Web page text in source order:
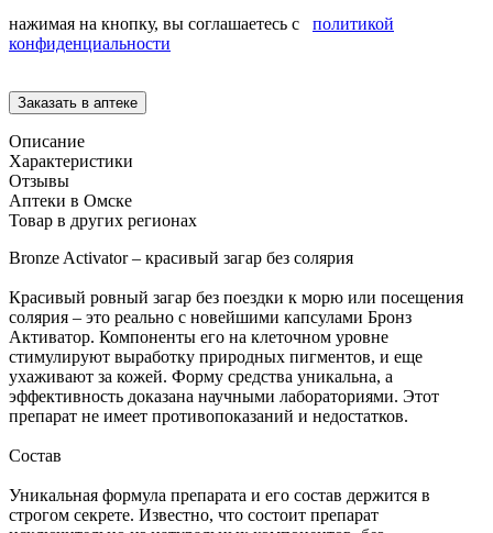
нажимая на кнопку, вы соглашаетесь с политикой
конфиденциальности
Описание
Характеристики
Отзывы
Аптеки в Омске
Товар в других регионах
Bronze Activator – красивый загар без солярия
Красивый ровный загар без поездки к морю или посещения
солярия – это реально с новейшими капсулами Бронз
Активатор. Компоненты его на клеточном уровне
стимулируют выработку природных пигментов, и еще
ухаживают за кожей. Форму средства уникальна, а
эффективность доказана научными лабораториями. Этот
препарат не имеет противопоказаний и недостатков.
Состав
Уникальная формула препарата и его состав держится в
строгом секрете. Известно, что состоит препарат